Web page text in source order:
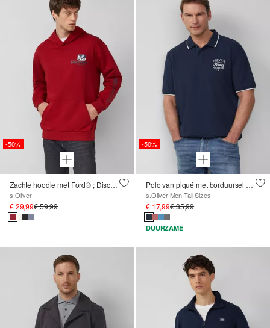
-50%
Zachte hoodie met Ford® ; Discovery Channel® artwork
s.Oliver
€ 29,99€ 59,99
-50%
Polo van piqué met borduursel en Ford®-artwork
s.Oliver Men Tall Sizes
€ 17,99€ 35,99
DUURZAME